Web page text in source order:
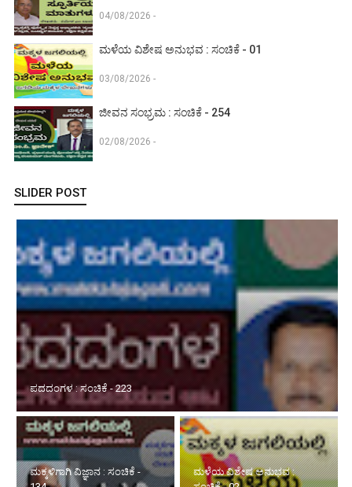
04/08/2026 -
ಮಳೆಯ ವಿಶೇಷ ಅನುಭವ : ಸಂಚಿಕೆ - 01
03/08/2026 -
ಜೀವನ ಸಂಭ್ರಮ : ಸಂಚಿಕೆ - 254
02/08/2026 -
SLIDER POST
ಮಕ್ಕಳಿಗಾಗಿ ವಿಜ್ಞಾನ : ಸಂಚಿಕೆ - 134
ಮಳೆಯ ವಿಶೇಷ ಅನುಭವ :
ಸ್ಫೂರ್ತಿಯ ಮಾತುಗಳು : ಸಂಚಿಕೆ -